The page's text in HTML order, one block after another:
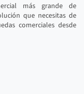
más grande de
que necesitas de
comerciales desde